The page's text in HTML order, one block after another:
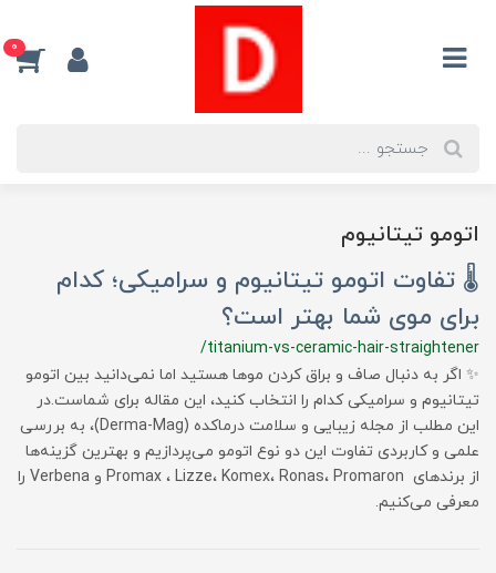
0
اتومو تیتانیوم
🌡 تفاوت اتومو تیتانیوم و سرامیکی؛ کدام
برای موی شما بهتر است؟
/titanium-vs-ceramic-hair-straightener
✨ اگر به دنبال صاف و براق کردن موها هستید اما نمی‌دانید بین اتومو
تیتانیوم و سرامیکی کدام را انتخاب کنید، این مقاله برای شماست.در
این مطلب از مجله زیبایی و سلامت درماکده (Derma-Mag)، به بررسی
علمی و کاربردی تفاوت این دو نوع اتومو می‌پردازیم و بهترین گزینه‌ها
از برندهای Promax ، Lizze، Komex، Ronas، Promaron و Verbena را
معرفی می‌کنیم.